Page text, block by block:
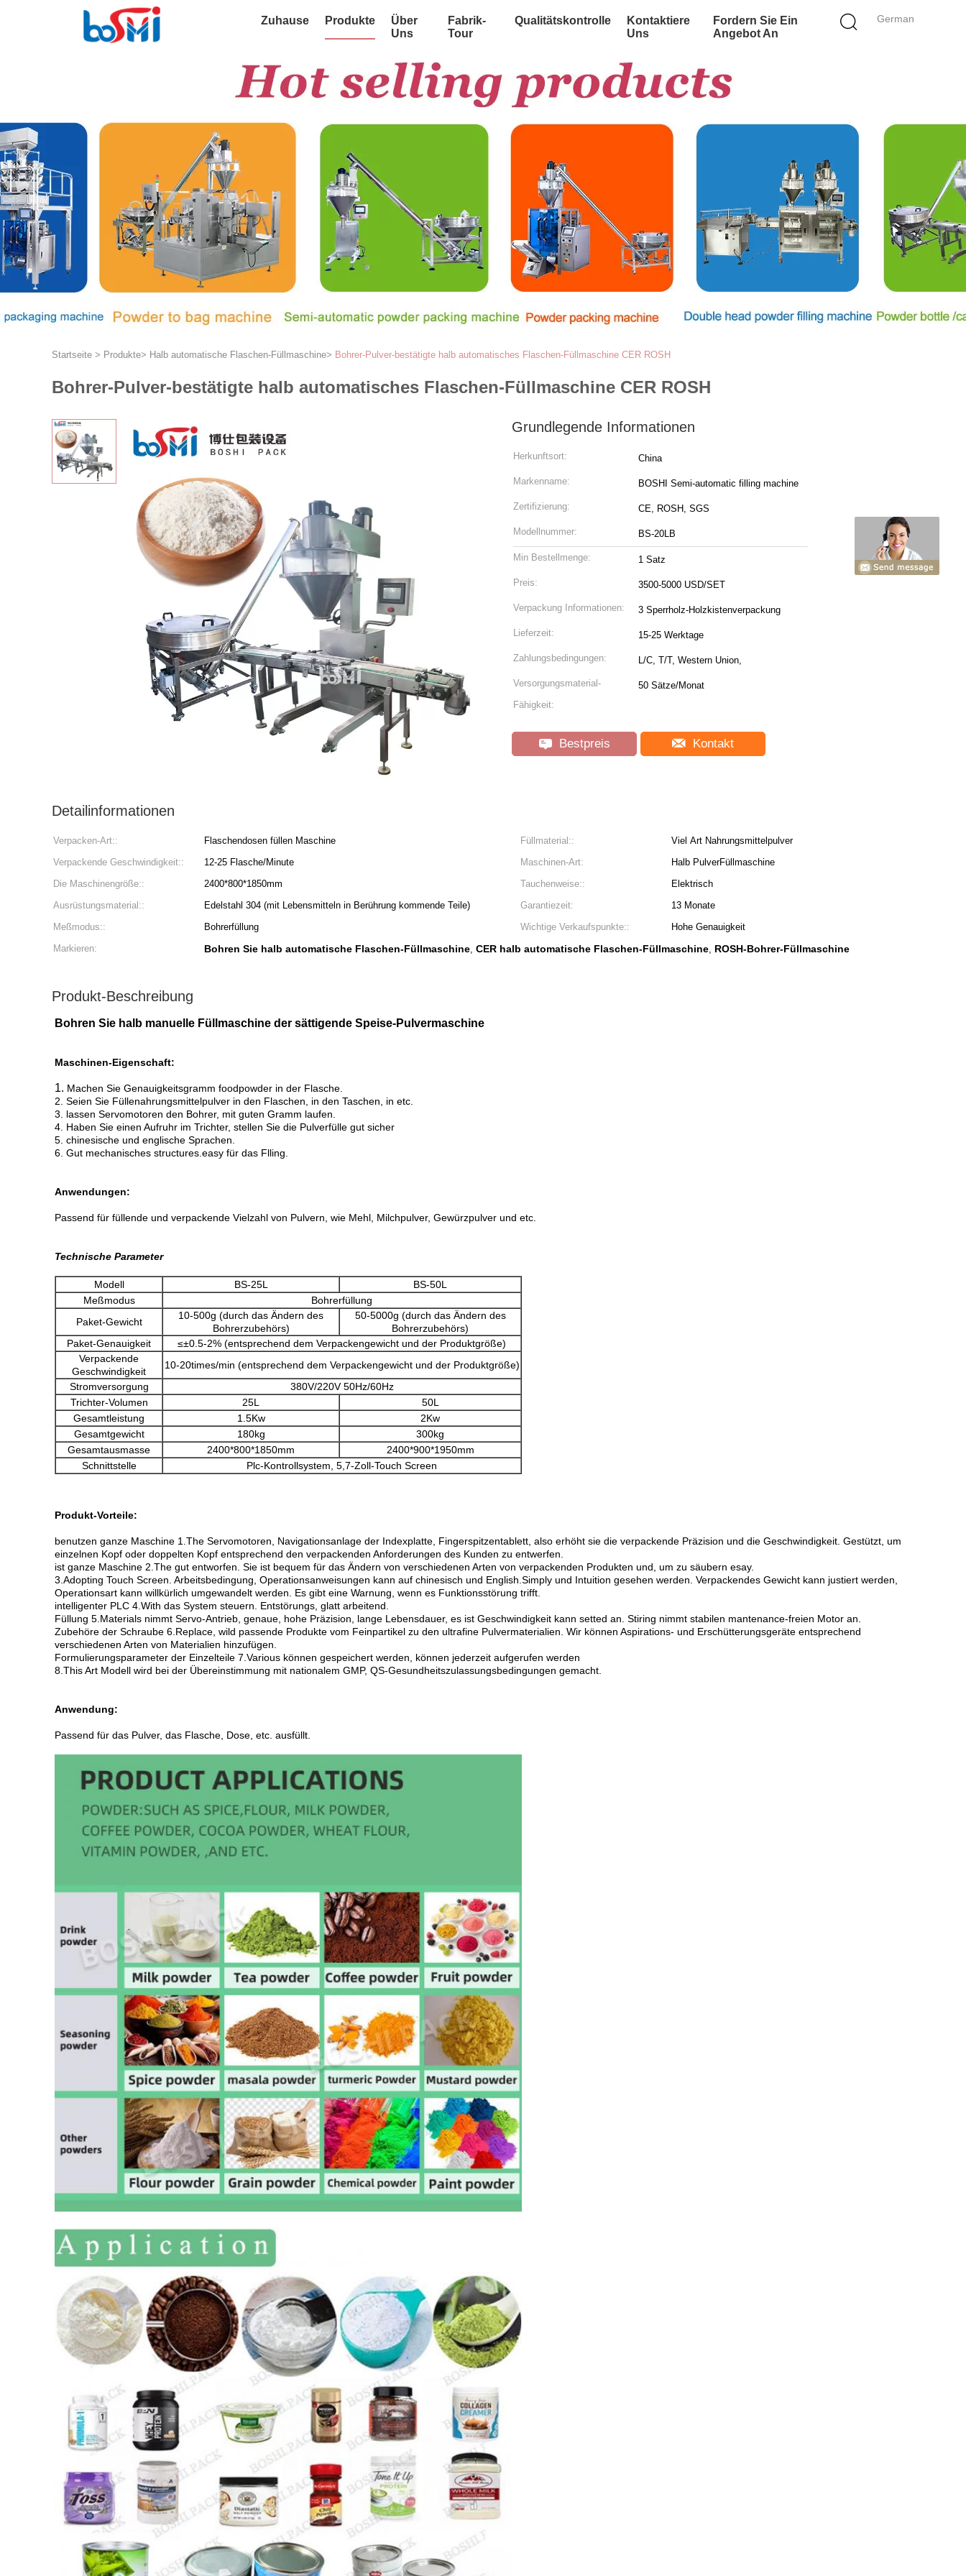
German
Zuhause Produkte
Über
Uns
Fabrik-
Tour
Qualitätskontrolle
Kontaktiere
Uns
Fordern Sie Ein
Angebot An
Startseite > Produkte> Halb automatische Flaschen-Füllmaschine> Bohrer-Pulver-bestätigte halb automatisches Flaschen-Füllmaschine CER ROSH
Bohrer-Pulver-bestätigte halb automatisches Flaschen-Füllmaschine CER ROSH
Grundlegende Informationen
Herkunftsort: China
Markenname: BOSHI Semi-automatic filling machine
Zertifizierung: CE, ROSH, SGS
Modellnummer: BS-20LB
Min Bestellmenge: 1 Satz
Preis: 3500-5000 USD/SET
Verpackung Informationen: 3 Sperrholz-Holzkistenverpackung
Lieferzeit: 15-25 Werktage
Zahlungsbedingungen: L/C, T/T, Western Union,
Versorgungsmaterial-
Fähigkeit:
50 Sätze/Monat
Bestpreis Kontakt
Detailinformationen
Verpacken-Art:: Flaschendosen füllen Maschine Füllmaterial::
Viel Art Nahrungsmittelpulver
Verpackende Geschwindigkeit::
12-25 Flasche/Minute Maschinen-Art:
Halb PulverFüllmaschine
Die Maschinengröße::
2400*800*1850mm Tauchenweise::
Elektrisch
Ausrüstungsmaterial::
Edelstahl 304 (mit Lebensmitteln in Berührung kommende Teile) Garantiezeit:
13 Monate
Meßmodus::
Bohrerfüllung Wichtige Verkaufspunkte::
Hohe Genauigkeit
Markieren:
Bohren Sie halb automatische Flaschen-Füllmaschine, CER halb automatische Flaschen-Füllmaschine, ROSH-Bohrer-Füllmaschine
Produkt-Beschreibung
Bohren Sie halb manuelle Füllmaschine der sättigende Speise-Pulvermaschine
Maschinen-Eigenschaft:
1. Machen Sie Genauigkeitsgramm foodpowder in der Flasche.
2. Seien Sie Füllenahrungsmittelpulver in den Flaschen, in den Taschen, in etc.
3. lassen Servomotoren den Bohrer, mit guten Gramm laufen.
4. Haben Sie einen Aufruhr im Trichter, stellen Sie die Pulverfülle gut sicher
5. chinesische und englische Sprachen.
6. Gut mechanisches structures.easy für das Flling.
Anwendungen:
Passend für füllende und verpackende Vielzahl von Pulvern, wie Mehl, Milchpulver, Gewürzpulver und etc.
Technische Parameter
Modell BS-25L
BS-50L
Meßmodus
Bohrerfüllung
Paket-Gewicht
10-500g (durch das Ändern des
Bohrerzubehörs)
50-5000g (durch das Ändern des
Bohrerzubehörs)
Paket-Genauigkeit
≤±0.5-2% (entsprechend dem Verpackengewicht und der Produktgröße)
Verpackende
Geschwindigkeit
10-20times/min (entsprechend dem Verpackengewicht und der Produktgröße)
Stromversorgung
380V/220V 50Hz/60Hz
Trichter-Volumen
25L
50L
Gesamtleistung
1.5Kw
2Kw
Gesamtgewicht
180kg
300kg
Gesamtausmasse
2400*800*1850mm
2400*900*1950mm
Schnittstelle
Plc-Kontrollsystem, 5,7-Zoll-Touch Screen
Produkt-Vorteile:
benutzen ganze Maschine 1.The Servomotoren, Navigationsanlage der Indexplatte, Fingerspitzentablett, also erhöht sie die verpackende Präzision und die Geschwindigkeit. Gestützt, um
einzelnen Kopf oder doppelten Kopf entsprechend den verpackenden Anforderungen des Kunden zu entwerfen.
ist ganze Maschine 2.The gut entworfen. Sie ist bequem für das Ändern von verschiedenen Arten von verpackenden Produkten und, um zu säubern esay.
3.Adopting Touch Screen. Arbeitsbedingung, Operationsanweisungen kann auf chinesisch und English.Simply und Intuition gesehen werden. Verpackendes Gewicht kann justiert werden,
Operationsart kann willkürlich umgewandelt werden. Es gibt eine Warnung, wenn es Funktionsstörung trifft.
intelligenter PLC 4.With das System steuern. Entstörungs, glatt arbeitend.
Füllung 5.Materials nimmt Servo-Antrieb, genaue, hohe Präzision, lange Lebensdauer, es ist Geschwindigkeit kann setted an. Stiring nimmt stabilen mantenance-freien Motor an.
Zubehöre der Schraube 6.Replace, wild passende Produkte vom Feinpartikel zu den ultrafine Pulvermaterialien. Wir können Aspirations- und Erschütterungsgeräte entsprechend
verschiedenen Arten von Materialien hinzufügen.
Formulierungsparameter der Einzelteile 7.Various können gespeichert werden, können jederzeit aufgerufen werden
8.This Art Modell wird bei der Übereinstimmung mit nationalem GMP, QS-Gesundheitszulassungsbedingungen gemacht.
Anwendung:
Passend für das Pulver, das Flasche, Dose, etc. ausfüllt.